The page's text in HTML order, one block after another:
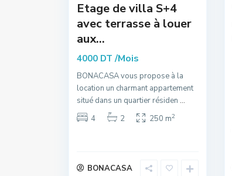
Etage de villa S+4
avec terrasse à louer
aux...
4000 DT/Mois
BONACASA vous propose à la
location un charmant appartement
situé dans un quartier résiden ...
4
2 250 m2
BONACASA